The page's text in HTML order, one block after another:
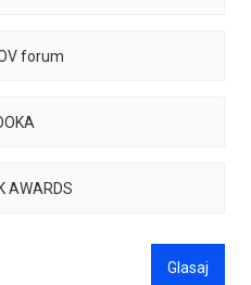
forum
AWARDS
Glasaj